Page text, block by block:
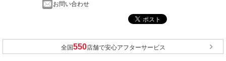
お問い合わせ
全国 店舗で安心アフターサービス